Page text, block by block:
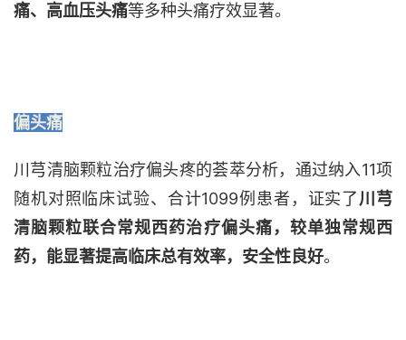
痛、高血压头痛等多种头痛疗效显著。
偏头痛
川芎清脑颗粒治疗偏头疼的荟萃分析，通过纳入11项
随机对照临床试验、合计1099例患者，证实了川芎
清脑颗粒联合常规西药治疗偏头痛，较单独常规西
药，能显著提高临床总有效率，安全性良好。